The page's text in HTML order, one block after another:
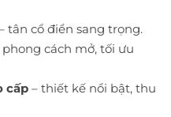
tân cổ điển sang trọng.
phong cách mở, tối ưu
cấp – thiết kế nổi bật, thu